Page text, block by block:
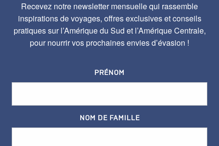
Recevez notre newsletter mensuelle qui rassemble
inspirations de voyages, offres exclusives et conseils
pratiques sur l’Amérique du Sud et l’Amérique Centrale,
pour nourrir vos prochaines envies d’évasion !
PRÉNOM
NOM DE FAMILLE